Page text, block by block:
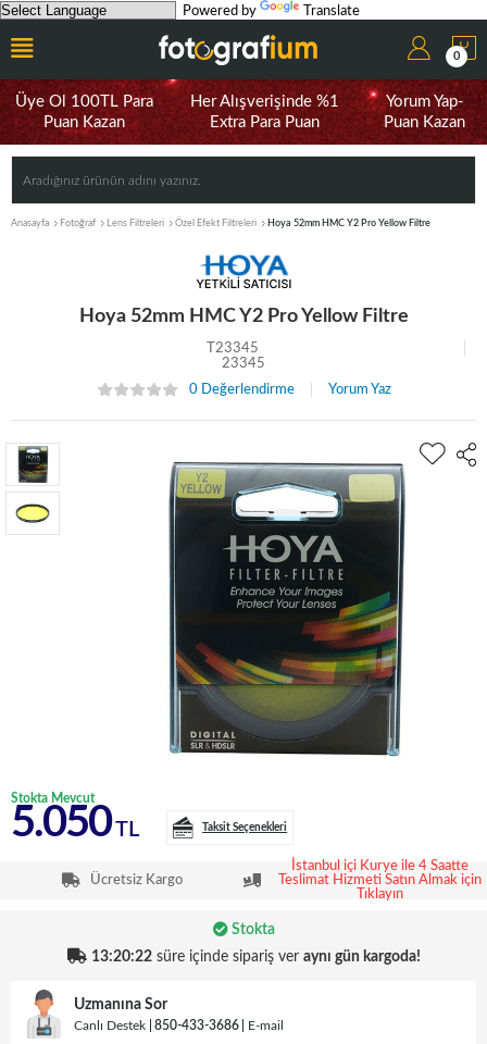
Powered by Translate
0
Üye Ol 100TL Para
Puan Kazan
Her Alışverişinde %1
Extra Para Puan
Yorum Yap-
Puan Kazan
Anasayfa Fotoğraf Lens Filtreleri Özel Efekt Filtreleri Hoya 52mm HMC Y2 Pro Yellow Filtre
Hoya 52mm HMC Y2 Pro Yellow Filtre
T23345
23345
0 Değerlendirme
Yorum Yaz
Stokta Mevcut
5.050TL Taksit Seçenekleri
Ücretsiz Kargo
İstanbul içi Kurye ile 4 Saatte
Teslimat Hizmeti Satın Almak için
Tıklayın
Stokta
13:20:21süre içinde sipariş ver aynı gün kargoda!
Uzmanına Sor
Canlı Destek 850-433-3686 E-mail